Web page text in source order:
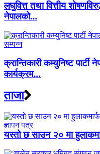
लघुवित्त तथा वित्तीय
नेपालको...
क्रान्तिकारी कम्युनिष्ट
कार्यक्रम...
ताजा
यस्तो छ साउन २० मा